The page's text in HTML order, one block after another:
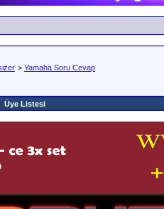
> Yamaha Soru Cevap
Üye Listesi